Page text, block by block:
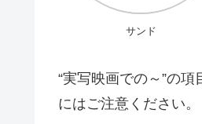
サンド
“実写映画での～”の
にはご注意ください。